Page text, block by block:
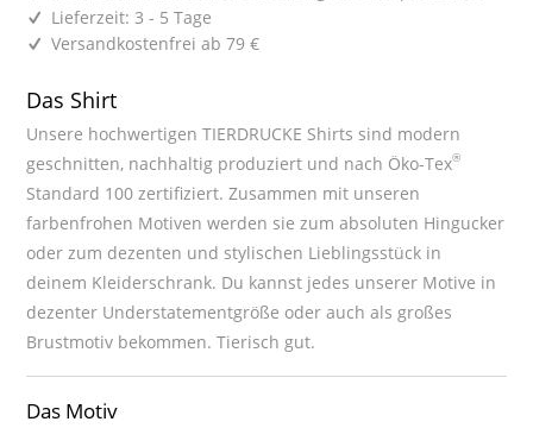
Lieferzeit: 3 - 5 Tage
Versandkostenfrei ab 79 €
Das Shirt
Unsere hochwertigen TIERDRUCKE Shirts sind modern
geschnitten, nachhaltig produziert und nach Öko-Tex®
Standard 100 zertifiziert. Zusammen mit unseren
farbenfrohen Motiven werden sie zum absoluten Hingucker
oder zum dezenten und stylischen Lieblingsstück in
deinem Kleiderschrank. Du kannst jedes unserer Motive in
dezenter Understatementgröße oder auch als großes
Brustmotiv bekommen. Tierisch gut.
Das Motiv